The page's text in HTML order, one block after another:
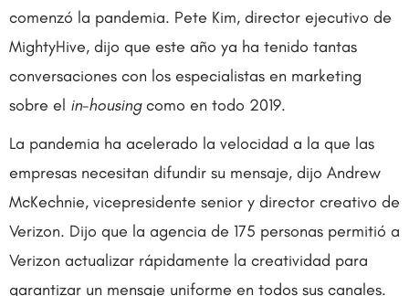
comenzó la pandemia. Pete Kim, director ejecutivo de
MightyHive, dijo que este año ya ha tenido tantas
conversaciones con los especialistas en marketing
sobre el in-housingcomo en todo 2019.
La pandemia ha acelerado la velocidad a la que las
empresas necesitan difundir su mensaje, dijo Andrew
McKechnie, vicepresidente senior y director creativo de
Verizon. Dijo que la agencia de 175 personas permitió a
Verizon actualizar rápidamente la creatividad para
garantizar un mensaje uniforme en todos sus canales.